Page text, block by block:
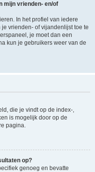
mijn vrienden- en/of
In het profiel van iedere
vrienden- of vijandenlijst toe te
je moet dan een
kun je gebruikers weer van de
die je vindt op de index-,
is mogelijk door op de
pagina.
op?
genoeg en bevatte